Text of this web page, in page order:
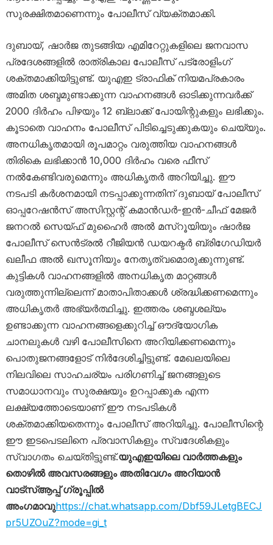
സുരക്ഷിതമാണെന്നും പോലീസ് വ്യക്തമാക്കി.
ദുബായ്, ഷാർജ തുടങ്ങിയ എമിറേറ്റുകളിലെ ജനവാസ
പ്രദേശങ്ങളിൽ രാത്രികാല പോലീസ് പട്രോളിംഗ്
ശക്തമാക്കിയിട്ടുണ്ട്. യുഎഇ ട്രാഫിക് നിയമപ്രകാരം
അമിത ശബ്ദമുണ്ടാക്കുന്ന വാഹനങ്ങൾ ഓടിക്കുന്നവർക്ക്
2000 ദിർഹം പിഴയും 12 ബ്ലാക്ക് പോയിന്റുകളും ലഭിക്കും.
കൂടാതെ വാഹനം പോലീസ് പിടിച്ചെടുക്കുകയും ചെയ്യും.
അനധികൃതമായി രൂപമാറ്റം വരുത്തിയ വാഹനങ്ങൾ
തിരികെ ലഭിക്കാൻ 10,000 ദിർഹം വരെ ഫീസ്
നൽകേണ്ടിവരുമെന്നും അധികൃതർ അറിയിച്ചു. ഈ
നടപടി കർശനമായി നടപ്പാക്കുന്നതിന് ദുബായ് പോലീസ്
ഓപ്പറേഷൻസ് അസിസ്റ്റന്റ് കമാൻഡർ-ഇൻ-ചീഫ് മേജർ
ജനറൽ സെയ്ഫ് മുഹൈർ അൽ മസ്‌റൂയിയും ഷാർജ
പോലീസ് സെൻട്രൽ റീജിയൻ ഡയറക്ടർ ബ്രിഗേഡിയർ
ഖലീഫ അൽ ഖസൂനിയും നേതൃത്വമൊരുക്കുന്നുണ്ട്.
കുട്ടികൾ വാഹനങ്ങളിൽ അനധികൃത മാറ്റങ്ങൾ
വരുത്തുന്നില്ലെന്ന് മാതാപിതാക്കൾ ശ്രദ്ധിക്കണമെന്നും
അധികൃതർ അഭ്യർത്ഥിച്ചു. ഇത്തരം ശബ്ദശല്യം
ഉണ്ടാക്കുന്ന വാഹനങ്ങളെക്കുറിച്ച് ഔദ്യോഗിക
ചാനലുകൾ വഴി പോലീസിനെ അറിയിക്കണമെന്നും
പൊതുജനങ്ങളോട് നിർദേശിച്ചിട്ടുണ്ട്. മേഖലയിലെ
നിലവിലെ സാഹചര്യം പരിഗണിച്ച് ജനങ്ങളുടെ
സമാധാനവും സുരക്ഷയും ഉറപ്പാക്കുക എന്ന
ലക്ഷ്യത്തോടെയാണ് ഈ നടപടികൾ
ശക്തമാക്കിയതെന്നും പോലീസ് അറിയിച്ചു. പോലീസിന്റെ
ഈ ഇടപെടലിനെ പ്രവാസികളും സ്വദേശികളും
സ്വാഗതം ചെയ്തിട്ടുണ്ട്.യുഎഇയിലെ വാർത്തകളും
തൊഴിൽ അവസരങ്ങളും അതിവേഗം അറിയാൻ
വാട്സ്ആപ്പ് ഗ്രൂപ്പിൽ
അംഗമാവുhttps://chat.whatsapp.com/Dbf59JLetgBECJ
pr5UZOuZ?mode=gi_t